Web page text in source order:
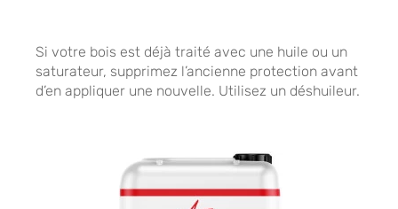
Si votre bois est déjà traité avec une huile ou un
saturateur, supprimez l’ancienne protection avant
d’en appliquer une nouvelle. Utilisez un déshuileur.